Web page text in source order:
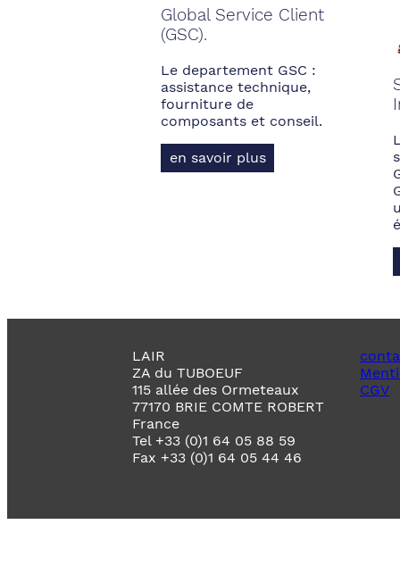
Global Service Client
(GSC).
Le departement GSC :
assistance technique,
fourniture de
composants et conseil.
en savoir plus
LAIR
ZA du TUBOEUF
115 allée des Ormeteaux
77170 BRIE COMTE ROBERT
France
Tel +33 (0)1 64 05 88 59
Fax +33 (0)1 64 05 44 46
CGV